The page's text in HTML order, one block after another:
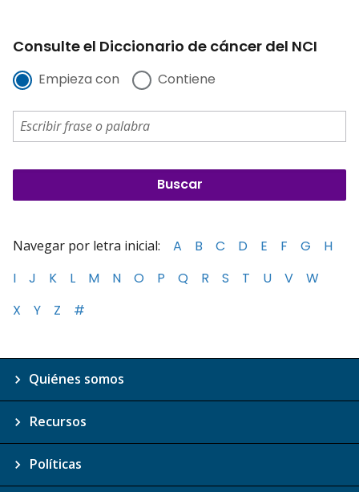
Consulte el Diccionario de cáncer del NCI
Empieza con Contiene
Navegar por letra inicial: A B C D E F G
H
I
J K L M N O P Q R S T U V
W
X
Y Z #
Quiénes somos
Recursos
Políticas